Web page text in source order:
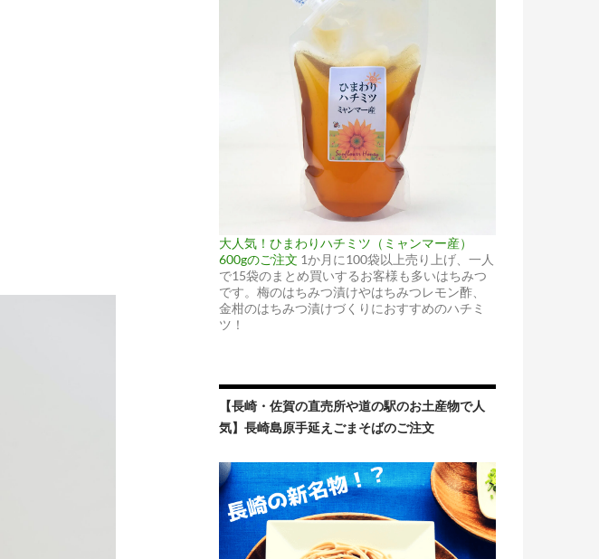
大人気！ひまわりハチミツ（ミャンマー産）
600gのご注文 1か月に100袋以上売り上げ、一人
で15袋のまとめ買いするお客様も多いはちみつ
です。梅のはちみつ漬けやはちみつレモン酢、
金柑のはちみつ漬けづくりにおすすめのハチミ
ツ！
【長崎・佐賀の直売所や道の駅のお土産物で人
気】長崎島原手延えごまそばのご注文